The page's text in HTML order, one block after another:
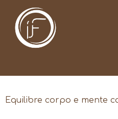
Equilibre corpo e mente